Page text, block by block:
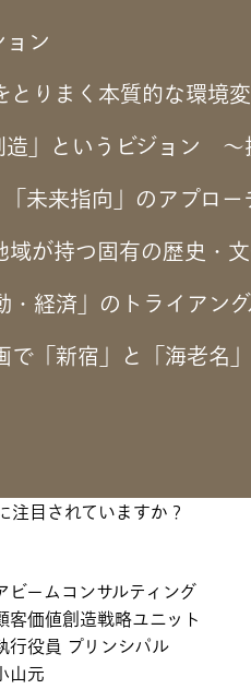
ン
とりまく本質的な環境
」というビジョン 〜
未来指向」のアプロ
域が持つ固有の歴史・
・経済」のトライアン
で「新宿」と「海老名
ロナ禍
の観点からも、特にバス路
おり、小売事業や観光事業
目されていますか？
ビームコンサルティング
客価値創造戦略ユニット
行役員 プリンシパル
山元